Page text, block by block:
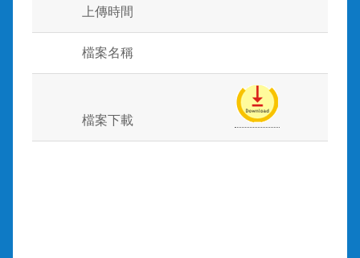
上傳時間
檔案名稱
檔案下載